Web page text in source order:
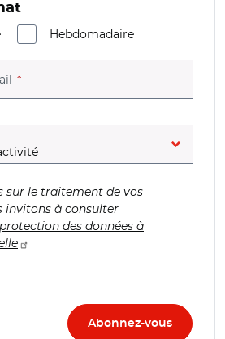
Hebdomadaire
(champ obligatoire)
sur le traitement de vos
invitons à consulter
des données à